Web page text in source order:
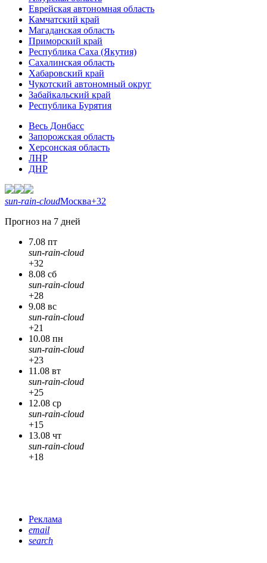
Еврейская автономная область
Камчатский край
Магаданская область
Приморский край
Республика Саха (Якутия)
Сахалинская область
Хабаровский край
Чукотский автономный округ
Забайкальский край
Республика Бурятия
Весь Донбасс
Запорожская область
Херсонская область
ЛНР
ДНР
sun-rain-cloudМосква+32
Прогноз на 7 дней
7.08 пт
sun-rain-cloud
+32
8.08 сб
sun-rain-cloud
+28
9.08 вс
sun-rain-cloud
+21
10.08 пн
sun-rain-cloud
+23
11.08 вт
sun-rain-cloud
+25
12.08 ср
sun-rain-cloud
+15
13.08 чт
sun-rain-cloud
+18
Реклама
email
search